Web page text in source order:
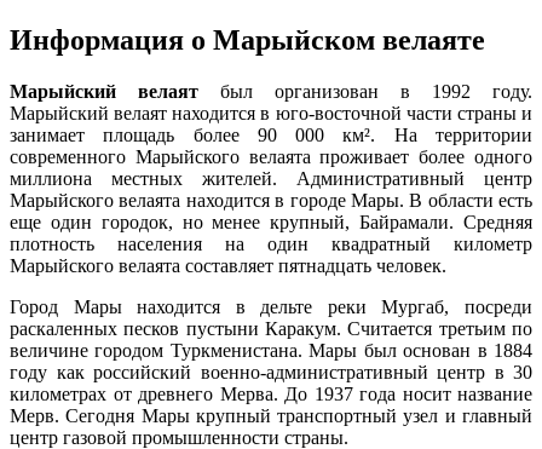
Информация о Марыйском велаяте
Марыйский велаят был организован в 1992 году.
Марыйский велаят находится в юго-восточной части страны и
занимает площадь более 90 000 км². На территории
современного Марыйского велаята проживает более одного
миллиона местных жителей. Административный центр
Марыйского велаята находится в городе Мары. В области есть
еще один городок, но менее крупный, Байрамали. Средняя
плотность населения на один квадратный километр
Марыйского велаята составляет пятнадцать человек.
Город Мары находится в дельте реки Мургаб, посреди
раскаленных песков пустыни Каракум. Считается третьим по
величине городом Туркменистана. Мары был основан в 1884
году как российский военно-административный центр в 30
километрах от древнего Мерва. До 1937 года носит название
Мерв. Сегодня Мары крупный транспортный узел и главный
центр газовой промышленности страны.